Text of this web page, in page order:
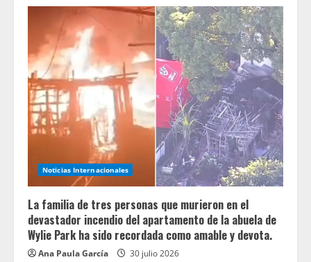
Noticias Internacionales
La familia de tres personas que murieron en el
devastador incendio del apartamento de la abuela de
Wylie Park ha sido recordada como amable y devota.
Ana Paula García 30 julio 2026